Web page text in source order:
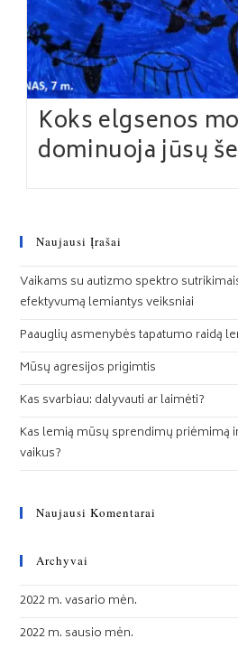
Koks elgsenos
dominuoja jūsų
Naujausi Įrašai
Vaikams su autizmo spektro
efektyvumą lemiantys veiksniai
Paauglių asmenybės tapatumo raidą
Mūsų agresijos prigimtis
Kas svarbiau: dalyvauti ar laimėti?
Kas lemią mūsų sprendimų priėmimą
vaikus?
Naujausi Komentarai
Archyvai
2022 m. vasario mėn.
2022 m. sausio mėn.